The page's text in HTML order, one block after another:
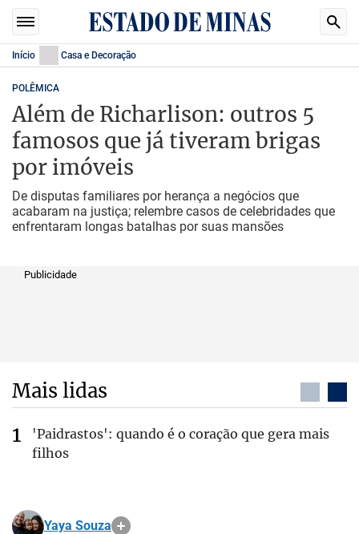
Início Casa e Decoração
POLÊMICA
Além de Richarlison: outros 5
famosos que já tiveram brigas
por imóveis
De disputas familiares por herança a negócios que
acabaram na justiça; relembre casos de celebridades que
enfrentaram longas batalhas por suas mansões
Publicidade
Mais lidas
'Paidrastos': quando é o coração que gera mais
filhos
Yaya Souza